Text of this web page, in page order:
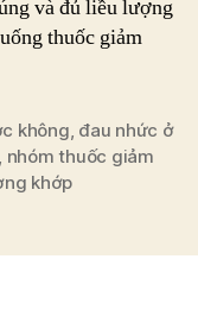
và đủ liều lượng
thuốc giảm
không, đau nhức ở
, nhóm thuốc giảm
khớp